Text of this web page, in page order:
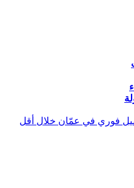
فوري في عمّان خلال أقل